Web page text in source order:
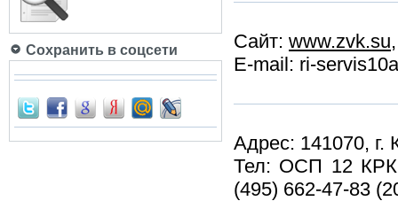
Сохранить в соцсети Сайт: www.zvk.su
E-mail: ri-
Адрес: 141070, г.
Тел: ОСП 12
(495) 662-47-83